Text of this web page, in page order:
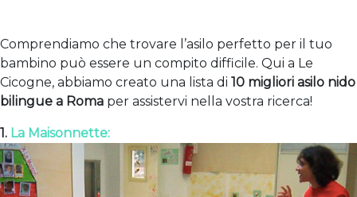
Comprendiamo che trovare l’asilo perfetto per il tuo
bambino può essere un compito difficile. Qui a Le
Cicogne, abbiamo creato una lista di 10 migliori asilo nido
bilingue a Roma per assistervi nella vostra ricerca!
1. La Maisonnette: